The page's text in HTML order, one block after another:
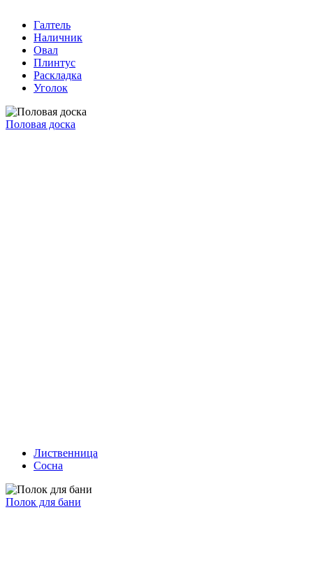
Галтель
Наличник
Овал
Плинтус
Раскладка
Уголок
Половая доска
Лиственница
Сосна
Полок для бани